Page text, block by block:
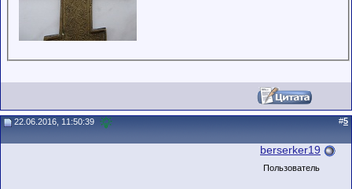
22.06.2016, 11:50:39 #5
berserker19
Пользователь